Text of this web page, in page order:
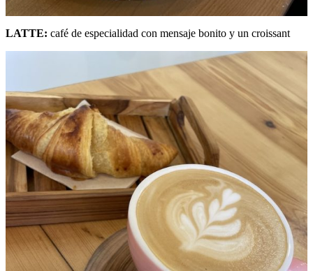
LATTE: café de especialidad con mensaje bonito y un croissant